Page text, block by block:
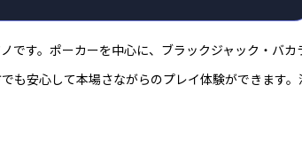
です。ポーカーを中心に、ブラックジャック・バカ
も安心して本場さながらのプレイ体験ができます。